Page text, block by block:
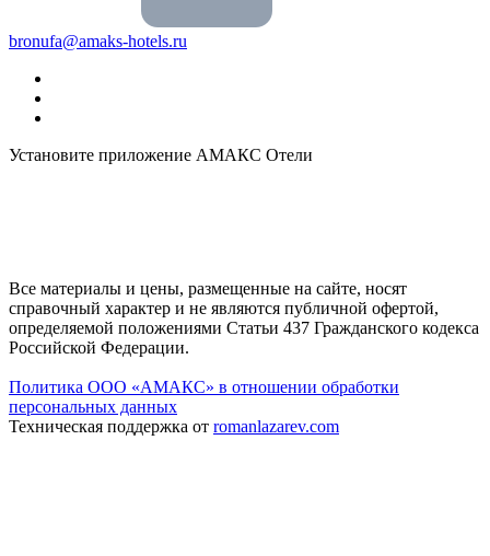
bronufa@amaks-hotels.ru
Установите приложение АМАКС Отели
Все материалы и цены, размещенные на сайте, носят
справочный характер и не являются публичной офертой,
определяемой положениями Статьи 437 Гражданского кодекса
Российской Федерации.
Политика ООО «АМАКС» в отношении обработки
персональных данных
Техническая поддержка от romanlazarev.com